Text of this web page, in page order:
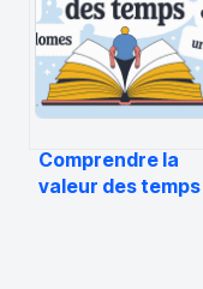
réalités de vie
Comprendre la
valeur des temps